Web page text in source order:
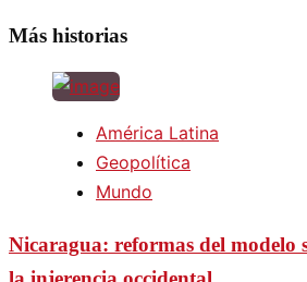
Más historias
América Latina
Geopolítica
Mundo
Nicaragua: reformas del modelo